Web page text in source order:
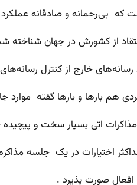
از کشورش در جهان
خارج از کنترل
هم بارها و بارها گفته موارد
اتی بسیار سخت و
اختیارات در یک جلسه